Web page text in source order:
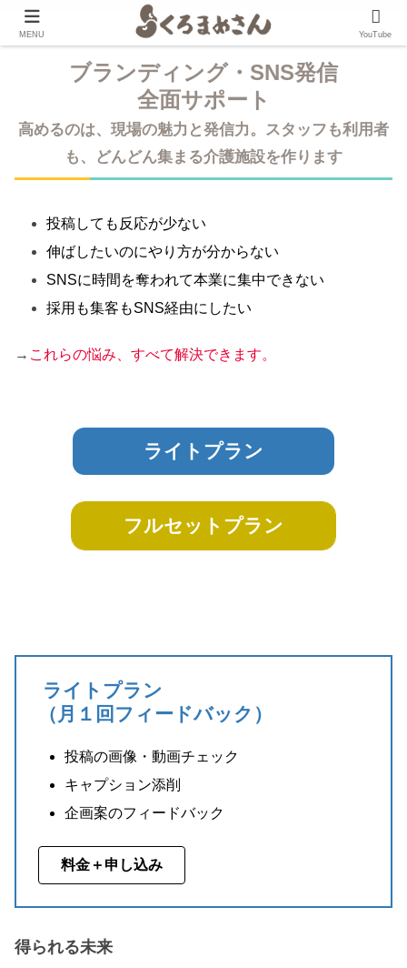
ブランディング・SNS発信
全面サポート
高めるのは、現場の魅力と発信力。スタッフも利用者
も、どんどん集まる介護施設を作ります
投稿しても反応が少ない
伸ばしたいのにやり方が分からない
SNSに時間を奪われて本業に集中できない
採用も集客もSNS経由にしたい
→ これらの悩み、すべて解決できます。
ライトプラン
フルセットプラン
ライトプラン
（月１回フィードバック）
投稿の画像・動画チェック
キャプション添削
企画案のフィードバック
料金＋申し込み
得られる未来
MENU YouTube